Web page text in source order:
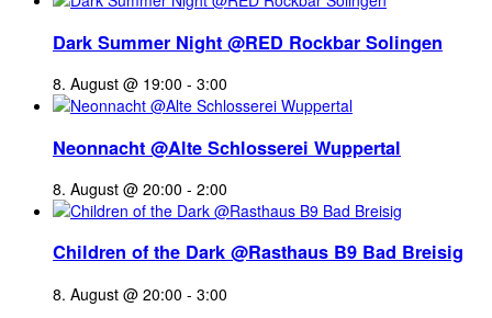
Dark Summer Night @RED Rockbar Solingen
8. August @ 19:00 - 3:00
Neonnacht @Alte Schlosserei Wuppertal
8. August @ 20:00 - 2:00
Children of the Dark @Rasthaus B9 Bad Breisig
8. August @ 20:00 - 3:00